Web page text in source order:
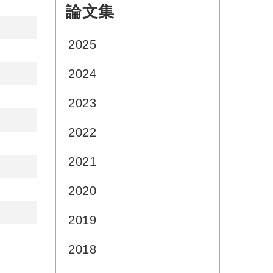
論文集
2025
2024
2023
2022
2021
2020
2019
2018